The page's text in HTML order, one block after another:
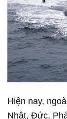
Hiện nay,
Nhật, Đức,